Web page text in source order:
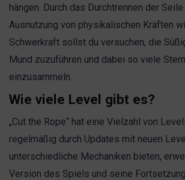
hängen. Durch das Durchtrennen der
Ausnutzung von physikalischen Kräften
Schwerkraft sollst du versuchen, die
Mund zuzuführen und dabei so viele
einzusammeln.
Wie viele Level gibt es?
„Cut the Rope“ hat eine Vielzahl von
regelmäßig durch Updates mit neuen
unterschiedliche Mechaniken bieten,
Version des Spiels und seine